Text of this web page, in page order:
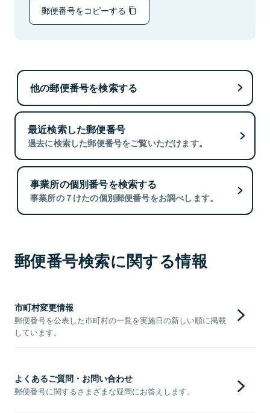
郵便番号をコピーする
他の郵便番号を検索する
最近検索した郵便番号
過去に検索した郵便番号をご覧いただけます。
事業所の個別番号を検索する
事業所の７けたの個別郵便番号をお調べします。
郵便番号検索に関する情報
市町村変更情報
郵便番号を公表した市町村の一覧を実施日の新しい順に掲載
しています。
よくあるご質問・お問い合わせ
郵便番号に関するさまざまな疑問にお答えします。